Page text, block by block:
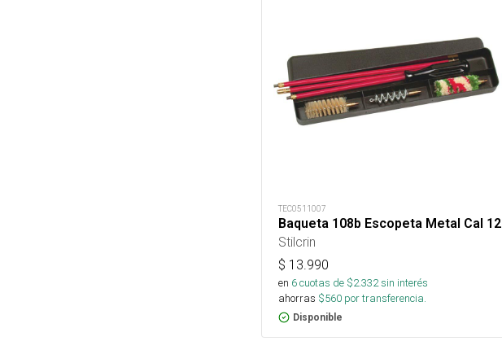
TEC0511007
Baqueta 108b Escopeta Metal Cal 12
Stilcrin
$ 13.990
en 6cuotas de $2.332sin interés
ahorras $560 por transferencia.
Disponible